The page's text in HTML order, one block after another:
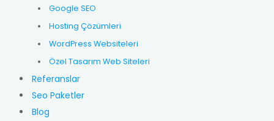
Google SEO
Hosting Çözümleri
WordPress Websiteleri
Özel Tasarım Web Siteleri
Referanslar
Seo Paketler
Blog